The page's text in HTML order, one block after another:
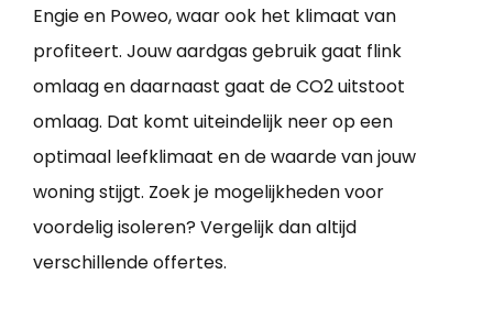
Engie en Poweo, waar ook het klimaat van
profiteert. Jouw aardgas gebruik gaat flink
omlaag en daarnaast gaat de CO2 uitstoot
omlaag. Dat komt uiteindelijk neer op een
optimaal leefklimaat en de waarde van jouw
woning stijgt. Zoek je mogelijkheden voor
voordelig isoleren? Vergelijk dan altijd
verschillende offertes.